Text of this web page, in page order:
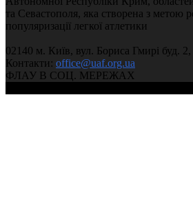
та Севастополя, яка створена з метою
популяризації легкої атлетики
02140 м. Київ, вул. Бориса Гмирі буд.
Контакти: office@uaf.org.ua
ФЛАУ В СОЦ. МЕРЕЖАХ